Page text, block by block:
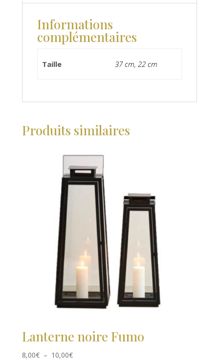
Informations
complémentaires
Taille 37 cm, 22 cm
Produits similaires
Lanterne noire Fumo
8,00€ – 10,00€Plage